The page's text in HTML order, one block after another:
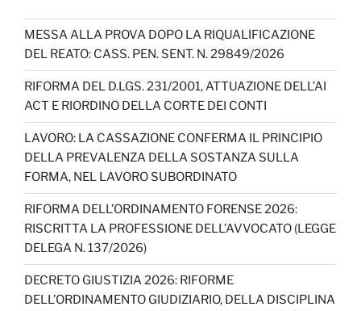
MESSA ALLA PROVA DOPO LA RIQUALIFICAZIONE
DEL REATO: CASS. PEN. SENT. N. 29849/2026
RIFORMA DEL D.LGS. 231/2001, ATTUAZIONE DELL’AI
ACT E RIORDINO DELLA CORTE DEI CONTI
LAVORO: LA CASSAZIONE CONFERMA IL PRINCIPIO
DELLA PREVALENZA DELLA SOSTANZA SULLA
FORMA, NEL LAVORO SUBORDINATO
RIFORMA DELL’ORDINAMENTO FORENSE 2026:
RISCRITTA LA PROFESSIONE DELL’AVVOCATO (LEGGE
DELEGA N. 137/2026)
DECRETO GIUSTIZIA 2026: RIFORME
DELL’ORDINAMENTO GIUDIZIARIO, DELLA DISCIPLINA